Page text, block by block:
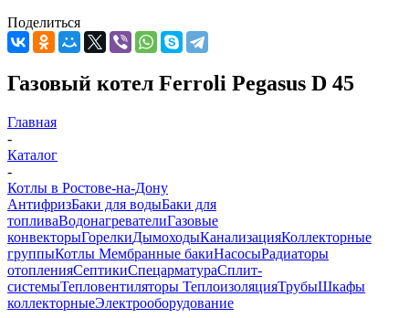
Поделиться
Газовый котел Ferroli Pegasus D 45
Главная
-
Каталог
-
Котлы в Ростове-на-Дону
АнтифризБаки для водыБаки для
топливаВодонагревателиГазовые
конвекторыГорелкиДымоходыКанализацияКоллекторные
группыКотлы Мембранные бакиНасосыРадиаторы
отопленияСептикиСпецарматураСплит-
системыТепловентиляторы ТеплоизоляцияТрубыШкафы
коллекторныеЭлектрооборудование